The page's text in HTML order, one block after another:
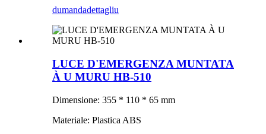
dumandadettagliu
LUCE D'EMERGENZA MUNTATA
À U MURU HB-510
Dimensione: 355 * 110 * 65 mm
Materiale: Plastica ABS